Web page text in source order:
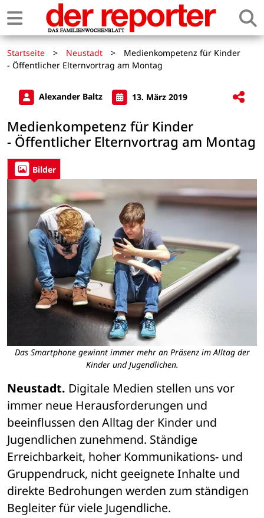
Startseite > Neustadt >
Medienkompetenz für Kinder
- Öffentlicher Elternvortrag am Montag
Alexander Baltz 13. März 2019
Medienkompetenz für Kinder
- Öffentlicher Elternvortrag am Montag
Bilder
Das Smartphone gewinnt immer mehr an Präsenz im Alltag der
Kinder und Jugendlichen.
Neustadt. Digitale Medien stellen uns vor
immer neue Herausforderungen und
beeinflussen den Alltag der Kinder und
Jugendlichen zunehmend. Ständige
Erreichbarkeit, hoher Kommunikations- und
Gruppendruck, nicht geeignete Inhalte und
direkte Bedrohungen werden zum ständigen
Begleiter für viele Jugendliche.